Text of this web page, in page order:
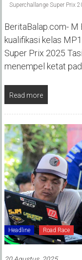
Superchallange Super Prix
BeritaBalap.com-
kualifikasi kelas
Super Prix 2025
menempel ketat
Read more
Headline Road Race